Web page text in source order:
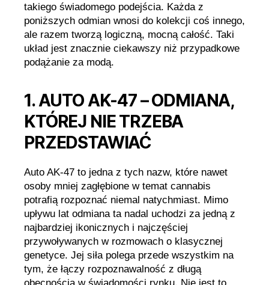
takiego świadomego podejścia. Każda z
poniższych odmian wnosi do kolekcji coś innego,
ale razem tworzą logiczną, mocną całość. Taki
układ jest znacznie ciekawszy niż przypadkowe
podążanie za modą.
1. AUTO AK-47 – ODMIANA,
KTÓREJ NIE TRZEBA
PRZEDSTAWIAĆ
Auto AK-47 to jedna z tych nazw, które nawet
osoby mniej zagłębione w temat cannabis
potrafią rozpoznać niemal natychmiast. Mimo
upływu lat odmiana ta nadal uchodzi za jedną z
najbardziej ikonicznych i najczęściej
przywoływanych w rozmowach o klasycznej
genetyce. Jej siła polega przede wszystkim na
tym, że łączy rozpoznawalność z długą